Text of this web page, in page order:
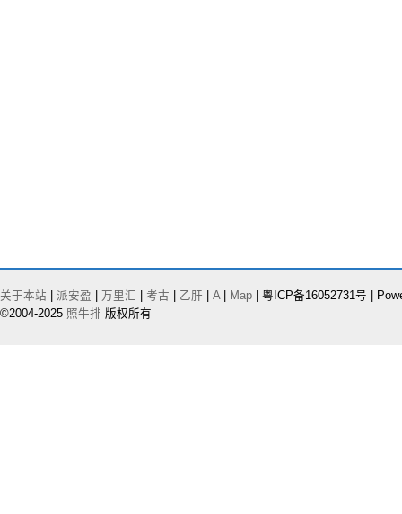
关于本站 派安盈 万里汇 考古 乙肝 A| Map | 粤ICP备16052731号 |
©2004-2025 照牛排 版权所有